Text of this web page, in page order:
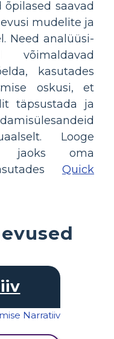
õpilased saavad
mudelite ja
Need analüüsi-
võimaldavad
kasutades
oskusi, et
täpsustada ja
Looge
jaoks oma
Quick